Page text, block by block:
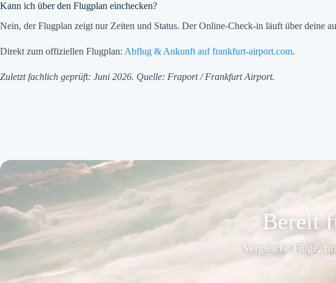
Kann ich über den Flugplan einchecken?
Nein, der Flugplan zeigt nur Zeiten und Status. Der Online-Check-in läuft über deine
Direkt zum offiziellen Flugplan: Abflug & Ankunft auf frankfurt-airport.com.
Zuletzt fachlich geprüft: Juni 2026. Quelle: Fraport / Frankfurt Airport.
Bereit
Vergleiche Flüge,